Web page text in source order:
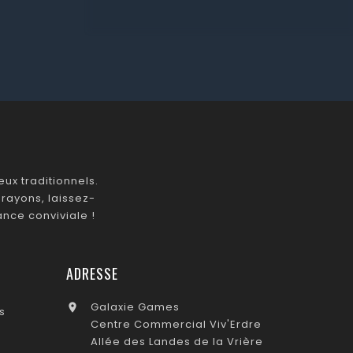
traditionnels.
laissez-
conviviale !
ADRESSE

Galaxie Games
Centre Commercial Viv'Erdre
Allée des Landes de la Vrière